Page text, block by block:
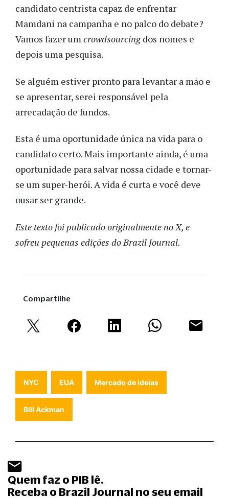
candidato centrista capaz de enfrentar
Mamdani na campanha e no palco do debate?
Vamos fazer umcrowdsourcingdos nomes e
depois uma pesquisa.
Se alguém estiver pronto para levantar a mão e
se apresentar, serei responsável pela
arrecadação de fundos.
Esta é uma oportunidade única na vida para o
candidato certo. Mais importante ainda, é uma
oportunidade para salvar nossa cidade e tornar-
se um super-herói. A vida é curta e você deve
ousar ser grande.
Este texto foi publicado originalmente no X, e
sofreu pequenas edições do Brazil Journal.
Compartilhe
NYC EUA Mercado de ideias
Bill Ackman
Quem faz o PIB lê.
Receba o Brazil Journal no seu email